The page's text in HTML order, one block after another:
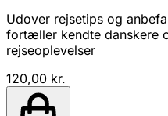
Udover rejsetips og
fortæller kendte danskere
rejseoplevelser
120,00 kr.